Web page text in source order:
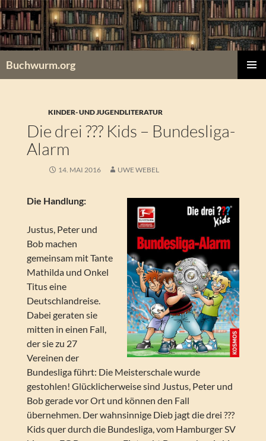
Zum
Inhalt
springen
Buchwurm.org
KINDER- UND JUGENDLITERATUR
Die drei ??? Kids – Bundesliga-
Alarm
14. MAI 2016 UWE WEBEL
Die Handlung:
Justus, Peter und
Bob machen
gemeinsam mit Tante
Mathilda und Onkel
Titus eine
Deutschlandreise.
Dabei geraten sie
mitten in einen Fall,
der sie zu 27
Vereinen der
Bundesliga führt: Die Meisterschale wurde
gestohlen! Glücklicherweise sind Justus, Peter und
Bob gerade vor Ort und können den Fall
übernehmen. Der wahnsinnige Dieb jagt die drei ???
Kids quer durch die Bundesliga, vom Hamburger SV